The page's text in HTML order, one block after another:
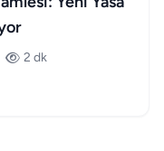
2 dk